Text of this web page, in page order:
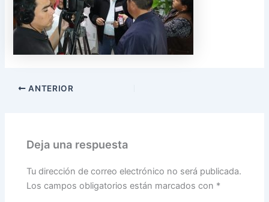
ANTERIOR
Deja una respuesta
Tu dirección de correo electrónico no será publicada.
Los campos obligatorios están marcados con *